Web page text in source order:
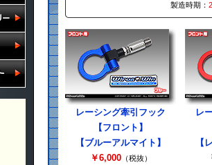
製造時期：
レーシング牽引フック
【フロント】
【ブルーアルマイト】
￥6,000（税抜）
レ
【